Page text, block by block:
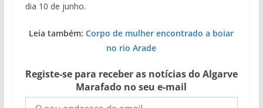
dia 10 de junho.
Leia também:Corpo de mulher encontrado a boiar
no rio Arade
Registe-se para receber as notícias do Algarve
Marafado no seu e-mail